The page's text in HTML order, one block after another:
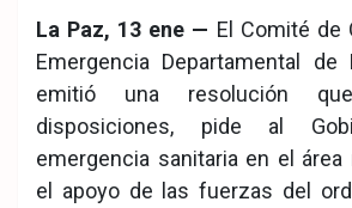
ook
tsA
pp
La Paz, 13 ene — El Comité de
Emergencia Departamental de
emitió una resolución
disposiciones, pide al
emergencia sanitaria en el
el apoyo de las fuerzas del